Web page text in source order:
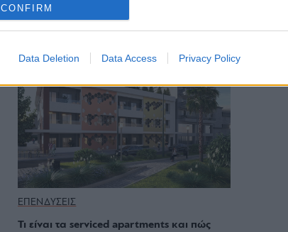
CONFIRM
Data Deletion Data Access Privacy Policy
ΕΠΕΝΔΥΣΕΙΣ
Τι είναι τα serviced apartments και πώς